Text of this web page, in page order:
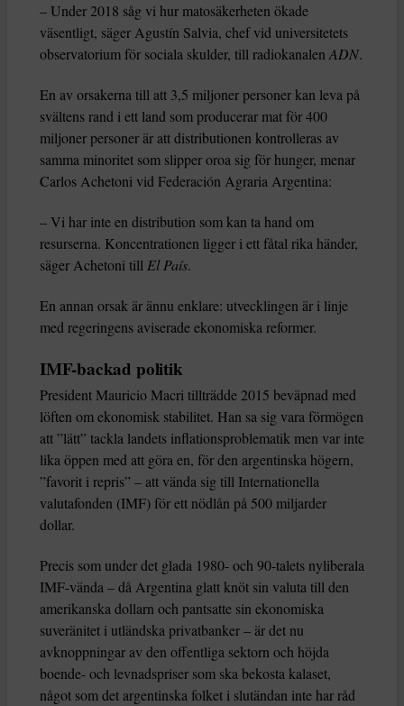
– Under 2018 såg vi hur matosäkerheten ökade
väsentligt, säger Agustín Salvia, chef vid universitetets
observatorium för sociala skulder, till radiokanalenADN.
En av orsakerna till att 3,5 miljoner personer kan leva på
svältens rand i ett land som producerar mat för 400
miljoner personer är att distributionen kontrolleras av
samma minoritet som slipper oroa sig för hunger, menar
Carlos Achetoni vid Federación Agraria Argentina:
– Vi har inte en distribution som kan ta hand om
resurserna. Koncentrationen ligger i ett fåtal rika händer,
säger Achetoni tillEl País.
En annan orsak är ännu enklare: utvecklingen är i linje
med regeringens aviserade ekonomiska reformer.
IMF-backad politik
President Mauricio Macri tillträdde 2015 beväpnad med
löften om ekonomisk stabilitet. Han sa sig vara förmögen
att ”lätt” tackla landets inflationsproblematik men var inte
lika öppen med att göra en, för den argentinska högern,
”favorit i repris” – att vända sig till Internationella
valutafonden (IMF) för ett nödlån på 500 miljarder
dollar.
Precis som under det glada 1980- och 90-talets nyliberala
IMF-vända – då Argentina glatt knöt sin valuta till den
amerikanska dollarn och pantsatte sin ekonomiska
suveränitet i utländska privatbanker – är det nu
avknoppningar av den offentliga sektorn och höjda
boende- och levnadspriser som ska bekosta kalaset,
något som det argentinska folket i slutändan inte har råd